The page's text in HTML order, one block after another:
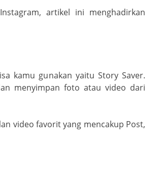
artikel ini menghadirkan
kamu gunakan yaitu Story Saver.
menyimpan foto atau video dari
video favorit yang mencakup Post,